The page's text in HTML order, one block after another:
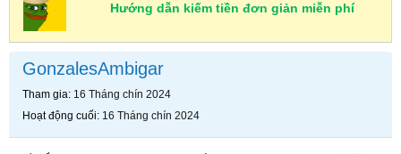
Hướng dẫn kiếm tiền đơn giản miễn phí
GonzalesAmbigar
Tham gia 16 Tháng chín 2024
Hoạt động cuối 16 Tháng chín 2024